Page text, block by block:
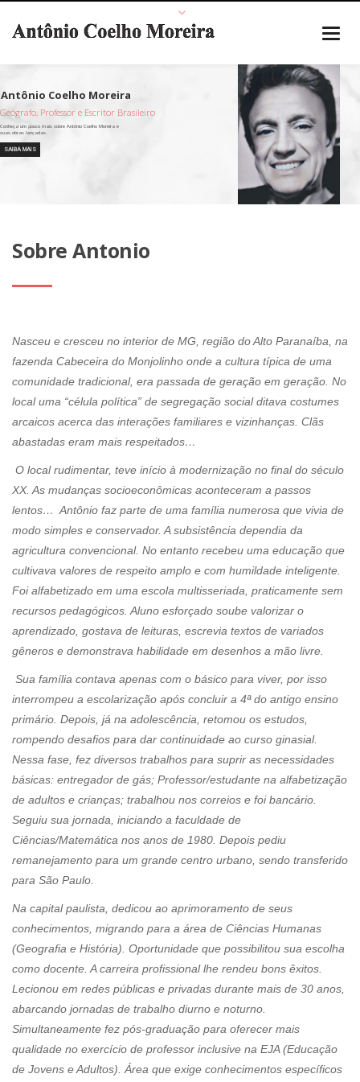
Geógrafo, Professor e Escritor Brasileiro
SAIBA MAIS
Sobre Antonio
Nasceu e cresceu no interior de MG, região do Alto Paranaíba, na
fazenda Cabeceira do Monjolinho onde a cultura típica de uma
comunidade tradicional, era passada de geração em geração. No
local uma “célula política” de segregação social ditava costumes
arcaicos acerca das interações familiares e vizinhanças. Clãs
abastadas eram mais respeitados…
O local rudimentar, teve início à modernização no final do século
XX. As mudanças socioeconômicas aconteceram a passos
lentos… Antônio faz parte de uma família numerosa que vivia de
modo simples e conservador. A subsistência dependia da
agricultura convencional. No entanto recebeu uma educação que
cultivava valores de respeito amplo e com humildade inteligente.
Foi alfabetizado em uma escola multisseriada, praticamente sem
recursos pedagógicos. Aluno esforçado soube valorizar o
aprendizado, gostava de leituras, escrevia textos de variados
gêneros e demonstrava habilidade em desenhos a mão livre.
Sua família contava apenas com o básico para viver, por isso
interrompeu a escolarização após concluir a 4ª do antigo ensino
primário. Depois, já na adolescência, retomou os estudos,
rompendo desafios para dar continuidade ao curso ginasial.
Nessa fase, fez diversos trabalhos para suprir as necessidades
básicas: entregador de gás; Professor/estudante na alfabetização
de adultos e crianças; trabalhou nos correios e foi bancário.
Seguiu sua jornada, iniciando a faculdade de
Ciências/Matemática nos anos de 1980. Depois pediu
remanejamento para um grande centro urbano, sendo transferido
para São Paulo.
Na capital paulista, dedicou ao aprimoramento de seus
conhecimentos, migrando para a área de Ciências Humanas
(Geografia e História). Oportunidade que possibilitou sua escolha
como docente. A carreira profissional lhe rendeu bons êxitos.
Lecionou em redes públicas e privadas durante mais de 30 anos,
abarcando jornadas de trabalho diurno e noturno.
Simultaneamente fez pós-graduação para oferecer mais
qualidade no exercício de professor inclusive na EJA (Educação
de Jovens e Adultos). Área que exige conhecimentos específicos